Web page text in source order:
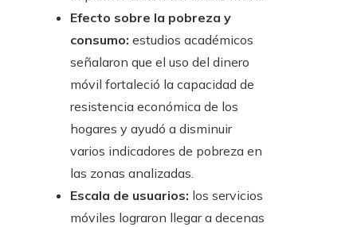
Efecto sobre la pobreza y
consumo: estudios académicos
señalaron que el uso del dinero
móvil fortaleció la capacidad de
resistencia económica de los
hogares y ayudó a disminuir
varios indicadores de pobreza en
las zonas analizadas.
Escala de usuarios: los servicios
móviles lograron llegar a decenas